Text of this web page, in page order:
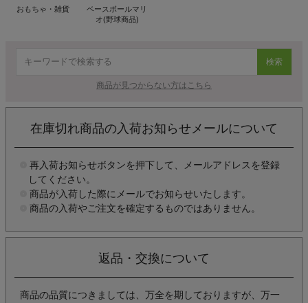
おもちゃ・雑貨
ベースボールマリ
オ(野球商品)
検索
商品が見つからない方はこちら
在庫切れ商品の入荷お知らせメールについて
再入荷お知らせボタンを押下して、メールアドレスを登録
してください。
商品が入荷した際にメールでお知らせいたします。
商品の入荷やご注文を確定するものではありません。
返品・交換について
商品の品質につきましては、万全を期しておりますが、万一